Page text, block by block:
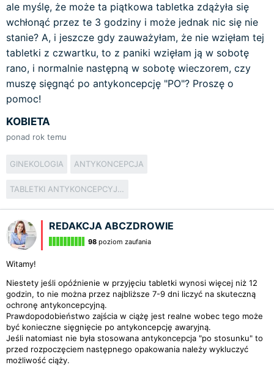
ale myślę, że może ta piątkowa tabletka zdążyła się
wchłonąć przez te 3 godziny i może jednak nic się nie
stanie? A, i jeszcze gdy zauważyłam, że nie wzięłam tej
tabletki z czwartku, to z paniki wzięłam ją w sobotę
rano, i normalnie następną w sobotę wieczorem, czy
muszę sięgnąć po antykoncepcję "PO"? Proszę o
pomoc!
KOBIETA
ponad rok temu
GINEKOLOGIA ANTYKONCEPCJA
TABLETKI ANTYKONCEPCYJNE
REDAKCJA ABCZDROWIE
98 poziom zaufania
Witamy!
Niestety jeśli opóźnienie w przyjęciu tabletki wynosi więcej niż 12
godzin, to nie można przez najbliższe 7-9 dni liczyć na skuteczną
ochronę antykoncepcyjną.
Prawdopodobieństwo zajścia w ciążę jest realne wobec tego może
być konieczne sięgnięcie po antykoncepcję awaryjną.
Jeśli natomiast nie była stosowana antykoncepcja "po stosunku" to
przed rozpoczęciem następnego opakowania należy wykluczyć
możliwość ciąży.